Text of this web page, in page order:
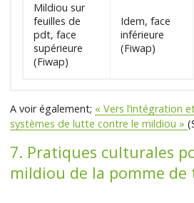
Mildiou sur
feuilles de
pdt, face
supérieure
(Fiwap)
Idem, face
inférieure
(Fiwap)
A voir également; « Vers l’intégration
systèmes de lutte contre le mildiou »
7. Pratiques culturales
mildiou de la pomme de